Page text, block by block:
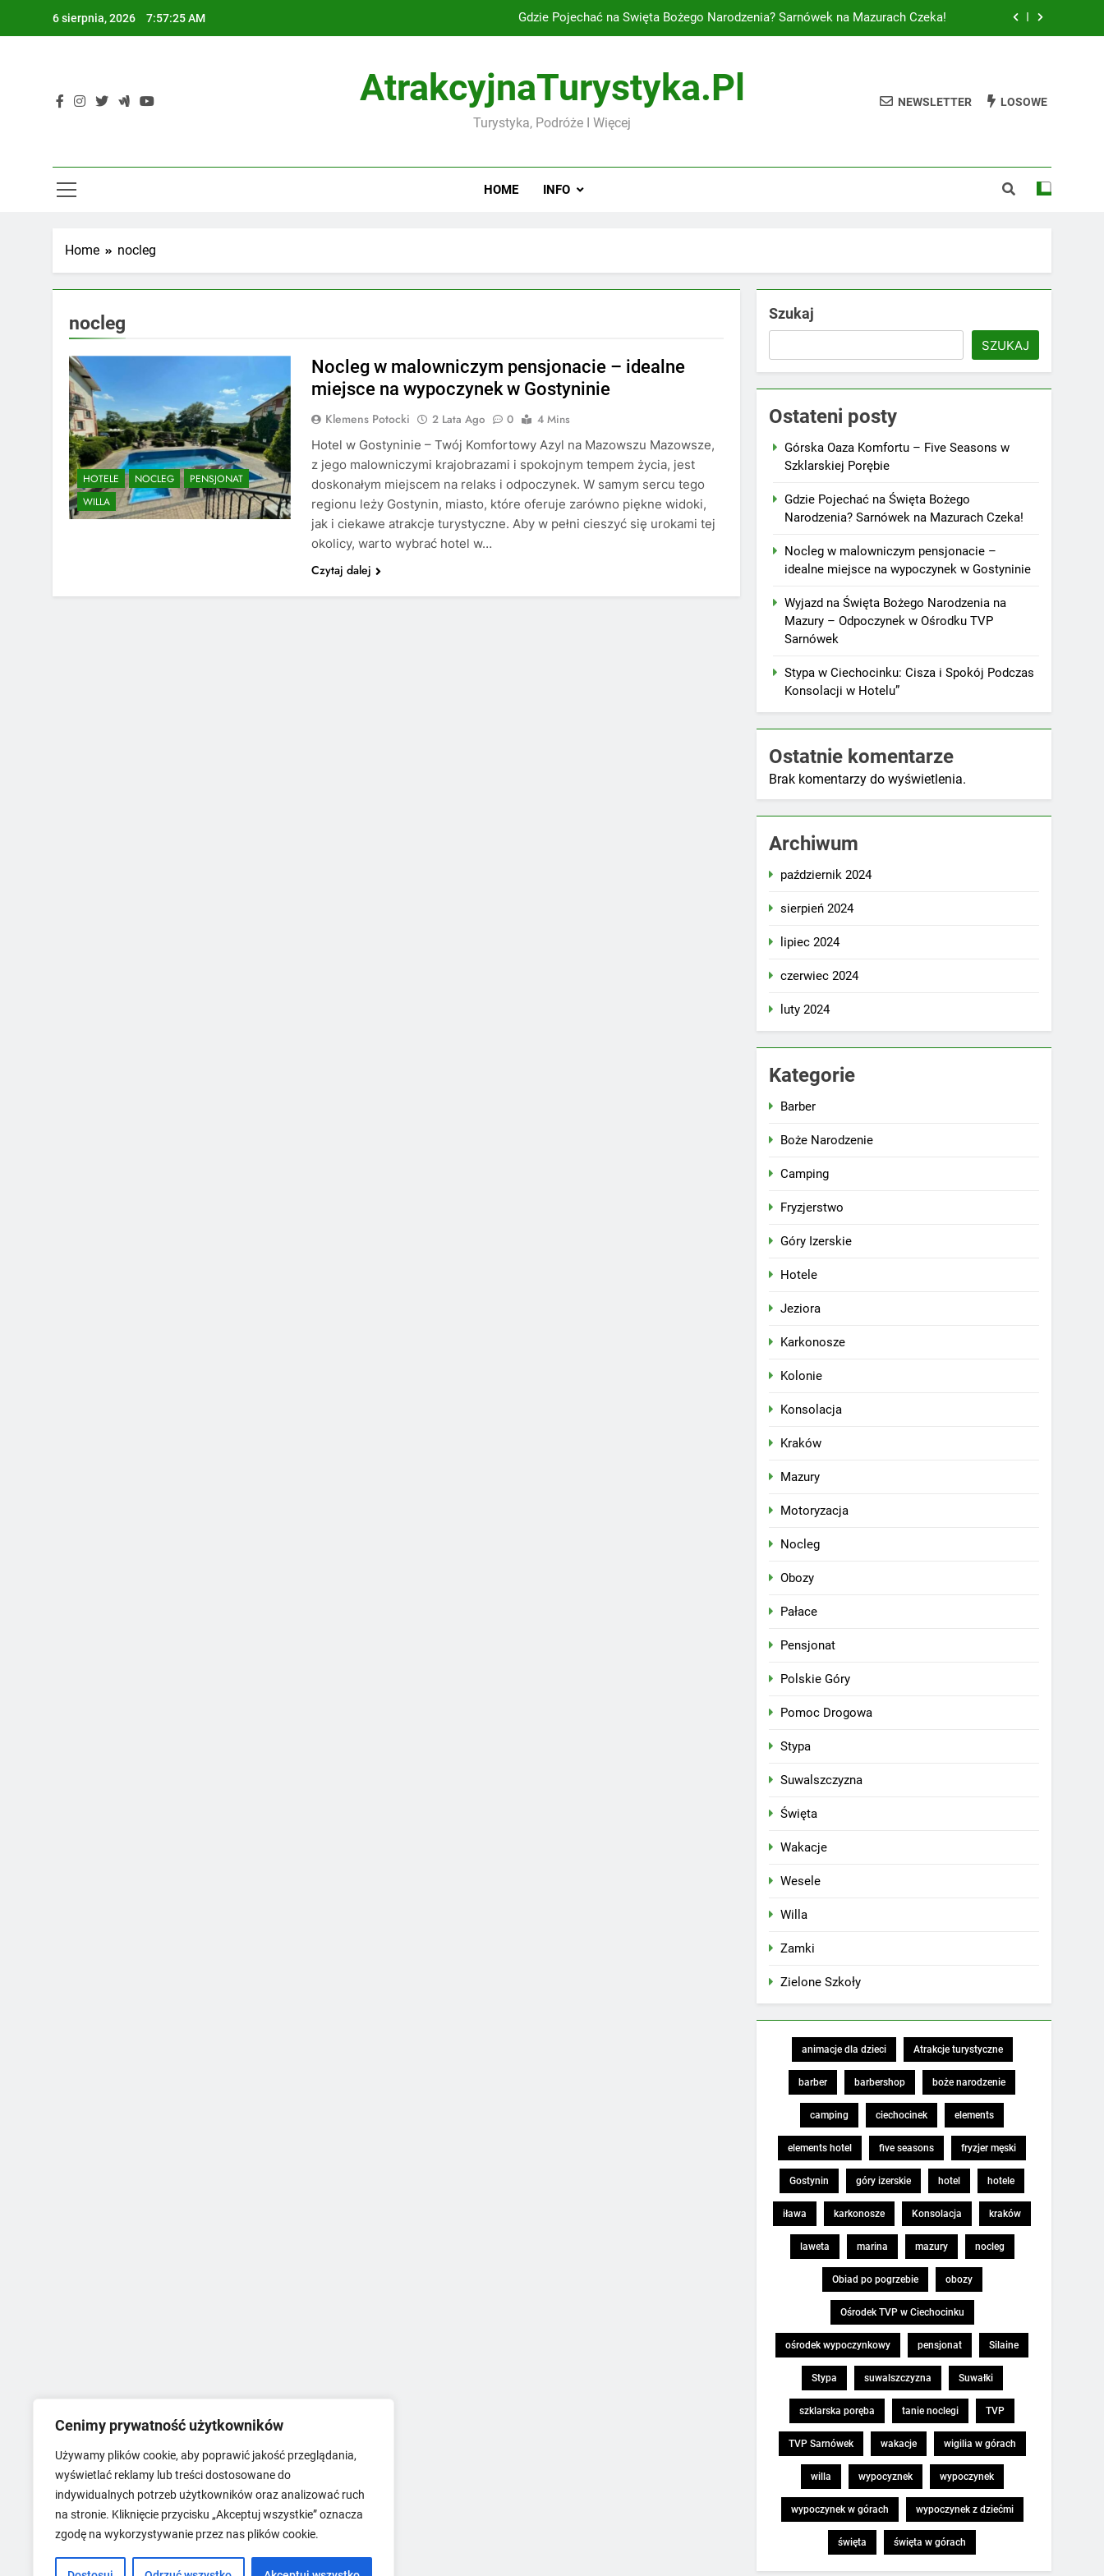
Cenimy prywatność użytkowników
Używamy plików cookie, aby poprawić jakość przeglądania,
wyświetlać reklamy lub treści dostosowane do
indywidualnych potrzeb użytkowników oraz analizować ruch
na stronie. Kliknięcie przycisku „Akceptuj wszystkie” oznacza
zgodę na wykorzystywanie przez nas plików cookie.
6 sierpnia, 2026 7:57:26 AM Gdzie Pojechać na Święta Bożego Narodzenia? Sarnówek na Mazurach Czeka!
Wyjazd na Święta Bożego Narodzenia na Mazury – Odpoczynek w Ośrodku TVP Sarnówek
Górska Oaza Komfortu – Five Seasons w Szklarskiej Porębie
Nocleg w malowniczym pensjonacie – idealne miejsce na wypoczynek w Gostyninie
AtrakcyjnaTurystyka.pl
Turystyka, Podróże I Więcej
NEWSLETTER LOSOWE
HOME INFO
Home nocleg
nocleg
HOTELE NOCLEG
PENSJONAT
WILLA
Nocleg w malowniczym pensjonacie – idealne
miejsce na wypoczynek w Gostyninie
Klemens Potocki 2 Lata Ago 0
4 Mins
Hotel w Gostyninie – Twój Komfortowy Azyl na Mazowszu Mazowsze,
z jego malowniczymi krajobrazami i spokojnym tempem życia, jest
doskonałym miejscem na relaks i odpoczynek. W samym sercu tego
regionu leży Gostynin, miasto, które oferuje zarówno piękne widoki,
jak i ciekawe atrakcje turystyczne. Aby w pełni cieszyć się urokami tej
okolicy, warto wybrać hotel w…
Czytaj dalej
Szukaj
SZUKAJ
Ostateni posty
Górska Oaza Komfortu – Five Seasons w
Szklarskiej Porębie
Gdzie Pojechać na Święta Bożego
Narodzenia? Sarnówek na Mazurach Czeka!
Nocleg w malowniczym pensjonacie –
idealne miejsce na wypoczynek w Gostyninie
Wyjazd na Święta Bożego Narodzenia na
Mazury – Odpoczynek w Ośrodku TVP
Sarnówek
Stypa w Ciechocinku: Cisza i Spokój Podczas
Konsolacji w Hotelu”
Ostatnie komentarze
Brak komentarzy do wyświetlenia.
Archiwum
październik 2024
sierpień 2024
lipiec 2024
czerwiec 2024
luty 2024
Kategorie
Barber
Boże Narodzenie
Camping
Fryzjerstwo
Góry Izerskie
Hotele
Jeziora
Karkonosze
Kolonie
Konsolacja
Kraków
Mazury
Motoryzacja
Nocleg
Obozy
Pałace
Pensjonat
Polskie Góry
Pomoc Drogowa
Stypa
Suwalszczyzna
Święta
Wakacje
Wesele
Willa
Zamki
Zielone Szkoły
animacje dla dzieci Atrakcje turystyczne
barber barbershop boże narodzenie
camping ciechocinek elements
elements hotel five seasons fryzjer męski
Gostynin góry izerskie hotel hotele
iława karkonosze Konsolacja kraków
laweta marina mazury nocleg
Obiad po pogrzebie obozy
Ośrodek TVP w Ciechocinku
ośrodek wypoczynkowy pensjonat Silaine
Stypa suwalszczyzna Suwałki
szklarska poręba tanie noclegi TVP
TVP Sarnówek wakacje wigilia w górach
willa wypocyznek wypoczynek
wypoczynek w górach wypoczynek z dziećmi
święta święta w górach